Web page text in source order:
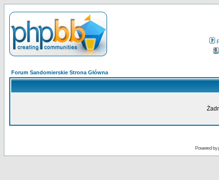
Forum Sandomierskie Strona Główna
Powered by